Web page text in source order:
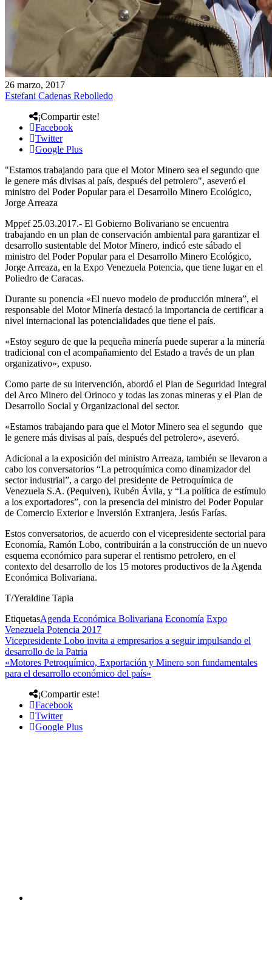
26 marzo, 2017
Estefani Cadenas Rebolledo
¡Compartir este!
Facebook
Twitter
Google Plus
"Estamos trabajando para que el Motor Minero sea el segundo que
le genere más divisas al país, después del petrolero", aseveró el
ministro del Poder Popular para el Desarrollo Minero Ecológico,
Jorge Arreaza
Mppef 25.03.2017.- El Gobierno Bolivariano se encuentra
trabajando en un plan de conservación ambiental para garantizar el
desarrollo sustentable del Motor Minero, indicó este sábado el
ministro del Poder Popular para el Desarrollo Minero Ecológico,
Jorge Arreaza, en la Expo Venezuela Potencia, que tiene lugar en el
Poliedro de Caracas.
Durante su ponencia «El nuevo modelo de producción minera”, el
responsable del Motor Minería destacó la importancia de certificar a
nivel internacional las potencialidades que tiene el país.
«Estoy seguro de que la pequeña minería puede superar a la minería
tradicional con el acompañamiento del Estado a través de un plan
organizativo», expuso.
Como parte de su intervención, abordó el Plan de Seguridad Integral
del Arco Minero del Orinoco y todas las zonas mineras y el Plan de
Desarrollo Social y Organizacional del sector.
«Estamos trabajando para que el Motor Minero sea el segundo que
le genere más divisas al país, después del petrolero», aseveró.
Adicional a la exposición del ministro Arreaza, también se llevaron a
cabo los conversatorios “La petroquímica como dinamizador del
sector industrial”, a cargo del presidente de Petroquímica de
Venezuela S.A. (Pequiven), Rubén Ávila, y “La política de estímulo
a los exportadores”, con la presencia del ministro del Poder Popular
de Comercio Exterior e Inversión Extranjera, Jesús Farías.
Estos conversatorios, de acuerdo con el vicepresidente sectorial para
Economía, Ramón Lobo, contribuirán a la construcción de un nuevo
esquema económico para superar el rentismo petrolero, en el
contexto del desarrollo de los 15 motores productivos de la Agenda
Económica Bolivariana.
T/Yeraldine Tapia
EtiquetasAgenda Económica Bolivariana Economía Expo
Venezuela Potencia 2017
Vicepresidente Lobo invita a empresarios a seguir impulsando el
desarrollo de la Patria
«Motores Petroquímico, Exportación y Minero son fundamentales
para el desarrollo económico del país»
¡Compartir este!
Facebook
Twitter
Google Plus